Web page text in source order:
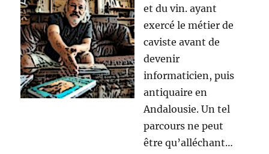
et du vin. ayant
exercé le métier de
caviste avant de
devenir
informaticien, puis
antiquaire en
Andalousie. Un tel
parcours ne peut
être qu’alléchant…